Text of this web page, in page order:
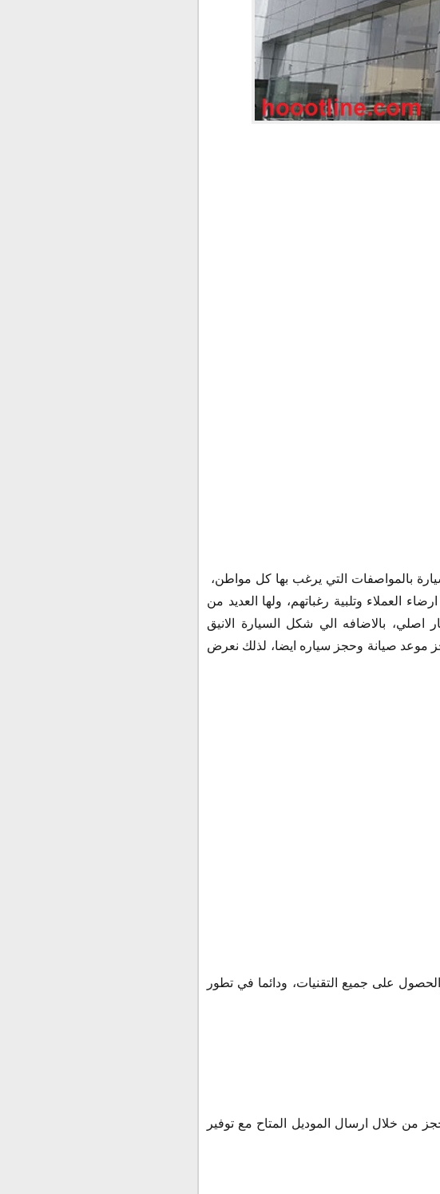
بالمواصفات التي يرغب بها كل مواطن،
العملاء وتلبية رغباتهم، ولها العديد من
اصلي، بالاضافه الي شكل السيارة الانيق
موعد صيانة وحجز سياره ايضا، لذلك نعرض
على جميع التقنيات، ودائما في تطور
من خلال ارسال الموديل المتاح مع توفير